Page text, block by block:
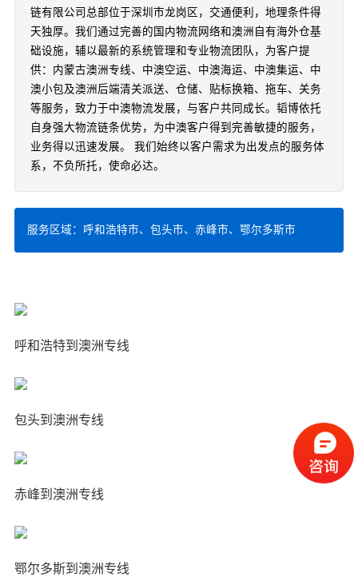
链有限公司总部位于深圳市龙岗区，交通便利，地理条件得
天独厚。我们通过完善的国内物流网络和澳洲自有海外仓基
础设施，辅以最新的系统管理和专业物流团队，为客户提
供：内蒙古澳洲专线、中澳空运、中澳海运、中澳集运、中
澳小包及澳洲后端清关派送、仓储、贴标换箱、拖车、关务
等服务，致力于中澳物流发展，与客户共同成长。韬博依托
自身强大物流链条优势，为中澳客户得到完善敏捷的服务，
业务得以迅速发展。 我们始终以客户需求为出发点的服务体
系，不负所托，使命必达。
服务区域：呼和浩特市、包头市、赤峰市、鄂尔多斯市
呼和浩特到澳洲专线
包头到澳洲专线
赤峰到澳洲专线
鄂尔多斯到澳洲专线